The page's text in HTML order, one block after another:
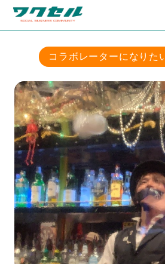
コラボレーターになりた